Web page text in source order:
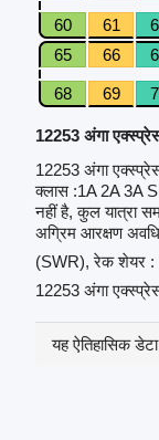
60 61
65
66
68 69
12253 अंगा
12253 अंगा
क्लास :1A 2A 3A
नहीं है, कुल यात्रा
अग्रिम आरक्षण
(SWR), रेक शेयर :
12253 अंगा
यह ऐतिहासिक